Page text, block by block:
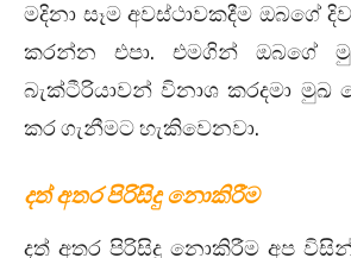
මදිනා සෑම අවස්ථාවකදීම ඔබගේ
කරන්න එපා. එමගින් ඔබගේ
බැක්ටීරියාවන් විනාශ කරදමා
කර ගැනීමට හැකිවෙනවා.
දත් අතර පිරිසිදු නොකිරීම
දත් අතර පිරිසිදු නොකිරීම අප